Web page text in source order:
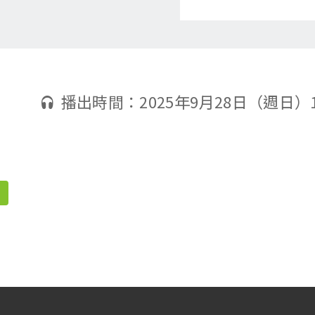
播出時間：2025年9月28日（週日